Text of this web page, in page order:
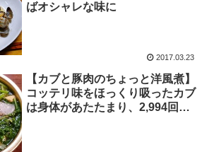
ばオシャレな味に
2017.03.23
【カブと豚肉のちょっと洋風煮】
コッテリ味をほっくり吸ったカブ
は身体があたたまり、2,994回く